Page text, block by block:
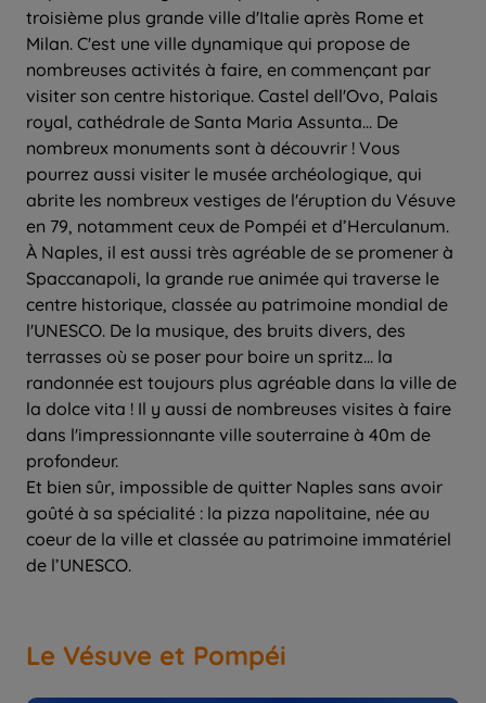
troisième plus grande ville d'Italie après Rome et
Milan. C'est une ville dynamique qui propose de
nombreuses activités à faire, en commençant par
visiter son centre historique. Castel dell'Ovo, Palais
royal, cathédrale de Santa Maria Assunta... De
nombreux monuments sont à découvrir ! Vous
pourrez aussi visiter le musée archéologique, qui
abrite les nombreux vestiges de l'éruption du Vésuve
en 79, notamment ceux de Pompéi et d’Herculanum.
À Naples, il est aussi très agréable de se promener à
Spaccanapoli, la grande rue animée qui traverse le
centre historique, classée au patrimoine mondial de
l'UNESCO. De la musique, des bruits divers, des
terrasses où se poser pour boire un spritz... la
randonnée est toujours plus agréable dans la ville de
la dolce vita ! Il y aussi de nombreuses visites à faire
dans l'impressionnante ville souterraine à 40m de
profondeur.
Et bien sûr, impossible de quitter Naples sans avoir
goûté à sa spécialité : la pizza napolitaine, née au
coeur de la ville et classée au patrimoine immatériel
de l’UNESCO.
Le Vésuve et Pompéi